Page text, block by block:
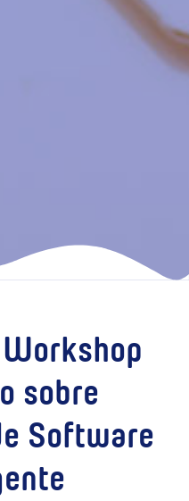
sobre
Software